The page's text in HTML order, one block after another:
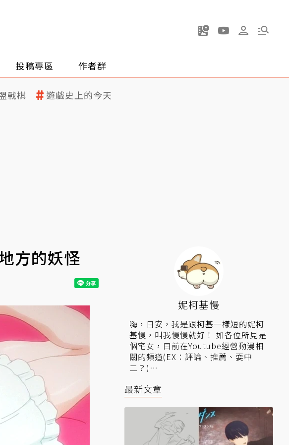
投稿專區 作者群
戰棋 遊戲史上的今天
方的妖怪
妮柯基慢
嗨，日安，我是跟柯基一樣短的妮柯
基慢，叫我慢慢就好！ 如各位所見是
個宅女，目前在Youtube經營動漫相
關的頻道(EX：評論、推薦、耍中
二？)
最新文章